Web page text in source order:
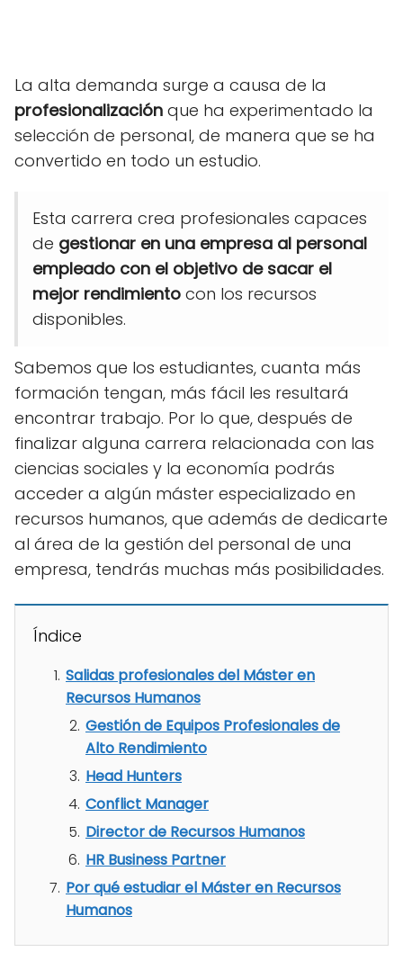
La alta demanda surge a causa de la
profesionalización que ha experimentado la
selección de personal, de manera que se ha
convertido en todo un estudio.
Esta carrera crea profesionales capaces
de gestionar en una empresa al personal
empleado con el objetivo de sacar el
mejor rendimiento con los recursos
disponibles.
Sabemos que los estudiantes, cuanta más
formación tengan, más fácil les resultará
encontrar trabajo. Por lo que, después de
finalizar alguna carrera relacionada con las
ciencias sociales y la economía podrás
acceder a algún máster especializado en
recursos humanos, que además de dedicarte
al área de la gestión del personal de una
empresa, tendrás muchas más posibilidades.
Índice
Salidas profesionales del Máster en
Recursos Humanos
Gestión de Equipos Profesionales de
Alto Rendimiento
Head Hunters
Conflict Manager
Director de Recursos Humanos
HR Business Partner
Por qué estudiar el Máster en Recursos
Humanos